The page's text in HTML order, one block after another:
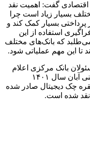
گفت: اهمیت نقد
بسیار زیاد است چرا
پرداختی بسیار کمک کند و
استفاده از این
می‌طلبد که بانک‌های مختلف
این مهم عملیاتی شود.
بانک مرکزی اعلام
شد از ابتدای رونمایی چک الکترونیکی یعنی آبان سال ۱۴۰۱
حدود ۲۵۰ هزار فقره چک دیجیتال صادر شده